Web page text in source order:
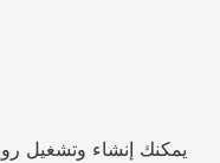
يمكنك إنشاء وتشغيل